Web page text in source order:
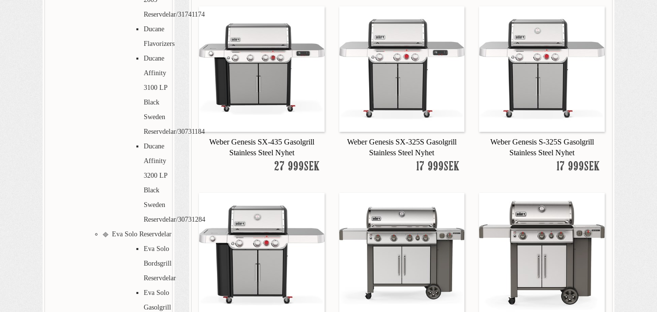
Weber Genesis SX-435 Gasolgrill
Stainless Steel Nyhet
27 999SEK
Weber Genesis SX-325S Gasolgrill
Stainless Steel Nyhet
17 999SEK
Weber Genesis S-325S Gasolgrill
Stainless Steel Nyhet
17 999SEK
Reservdelar/31741174
Ducane
Flavorizers
Ducane
Affinity
3100 LP
Black
Sweden
Reservdelar/30731184
Ducane
Affinity
3200 LP
Black
Sweden
Reservdelar/30731284
Eva Solo Reservdelar
Eva Solo
Bordsgrill
Reservdelar
Eva Solo
Gasolgrill